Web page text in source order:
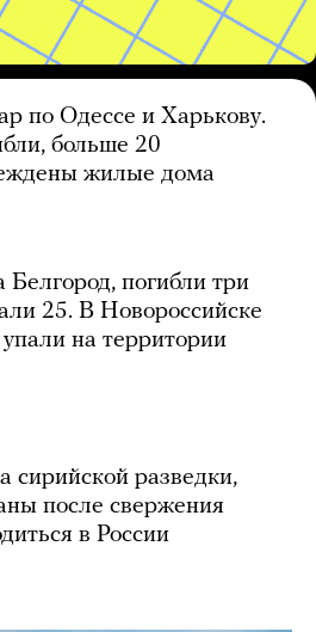
по Одессе и Харькову.
больше 20
жилые дома
Белгород, погибли три
25. В Новороссийске
на территории
сирийской разведки,
после свержения
в России